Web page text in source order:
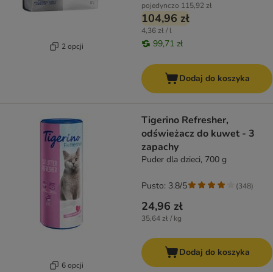
2 opcji
pojedynczo 115,92 zł
104,96 zł
4,36 zł / l
99,71 zł
Dodaj do koszyka
6 opcji
Tigerino Refresher,
odświeżacz do kuwet - 3
zapachy
Puder dla dzieci, 700 g
24,96 zł
35,64 zł / kg
Pusto: 3.8/5 (348)
Dodaj do koszyka